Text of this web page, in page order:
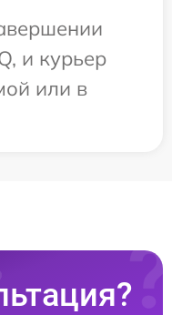
и курьер
или в